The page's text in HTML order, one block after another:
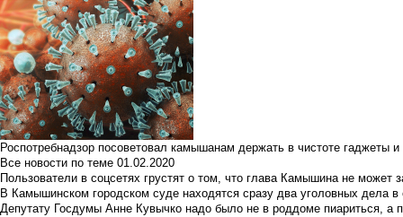
Роспотребнадзор посоветовал камышанам держать в чистоте гаджеты
Все новости по теме 01.02.2020
Пользователи в соцсетях грустят о том, что глава Камышина не может
В Камышинском городском суде находятся сразу два уголовных дела
Депутату Госдумы Анне Кувычко надо было не в роддоме пиариться, а